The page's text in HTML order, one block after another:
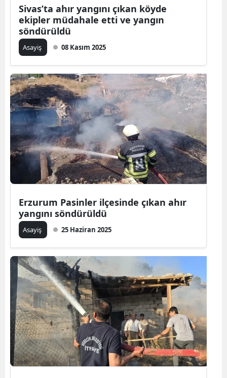
Sivas’ta ahır yangını çıkan köyde
ekipler müdahale etti ve yangın
söndürüldü
Asayiş 08 Kasım 2025
Erzurum Pasinler ilçesinde çıkan ahır
yangını söndürüldü
Asayiş 25 Haziran 2025